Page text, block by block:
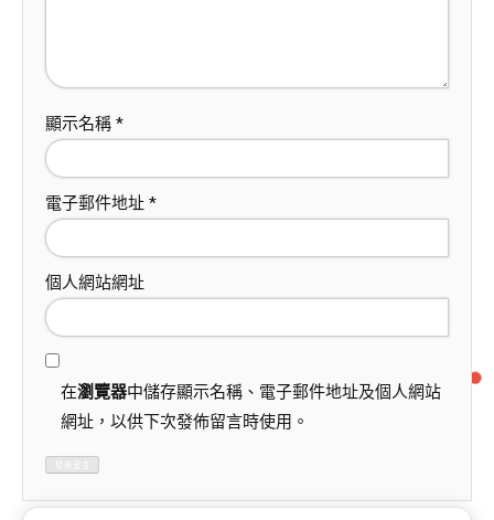
顯示名稱 *
電子郵件地址 *
個人網站網址
在瀏覽器中儲存顯示名稱、電子郵件地址及個人網站
網址，以供下次發佈留言時使用。